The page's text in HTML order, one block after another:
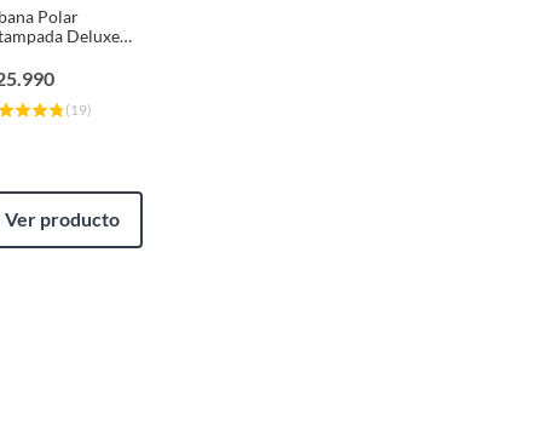
Polar
Deluxe
( 19)
Ver producto